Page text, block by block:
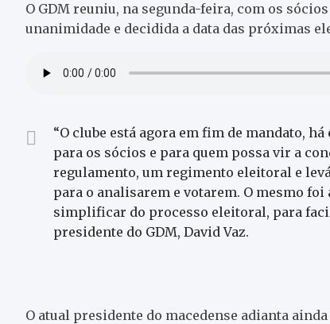
O GDM reuniu, na segunda-feira, com os
unanimidade e decidida a data das próximas
“O clube está agora em fim de mandato,
para os sócios e para quem possa vir a
regulamento, um regimento eleitoral e
para o analisarem e votarem. O mesmo
simplificar do processo eleitoral, para
presidente do GDM, David Vaz.
O atual presidente do macedense adianta